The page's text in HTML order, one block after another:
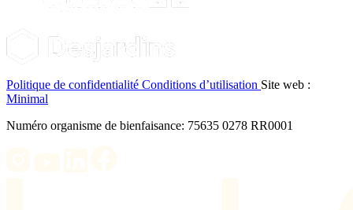
Politique de confidentialité Conditions d’utilisation Site web :
Minimal
Numéro organisme de bienfaisance: 75635 0278 RR0001